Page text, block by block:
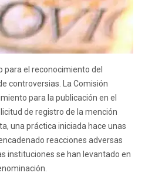
para el reconocimiento del
controversias. La Comisión
para la publicación en el
de registro de la mención
una práctica iniciada hace unas
reacciones adversas
instituciones se han levantado en